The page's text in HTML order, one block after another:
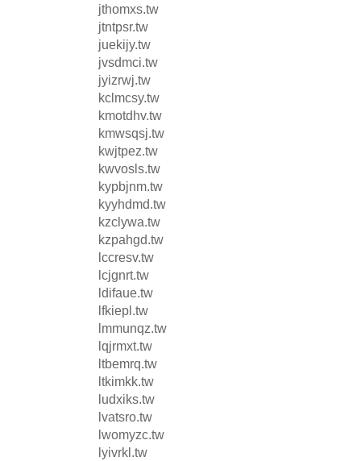
jthomxs.tw
jtntpsr.tw
juekijy.tw
jvsdmci.tw
jyizrwj.tw
kclmcsy.tw
kmotdhv.tw
kmwsqsj.tw
kwjtpez.tw
kwvosls.tw
kypbjnm.tw
kyyhdmd.tw
kzclywa.tw
kzpahgd.tw
lccresv.tw
lcjgnrt.tw
ldifaue.tw
lfkiepl.tw
lmmunqz.tw
lqjrmxt.tw
ltbemrq.tw
ltkimkk.tw
ludxiks.tw
lvatsro.tw
lwomyzc.tw
lyivrkl.tw